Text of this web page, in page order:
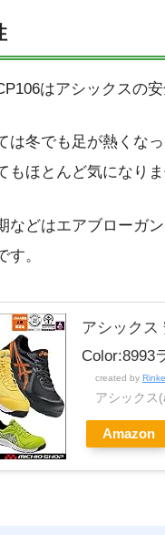
はアシックスの
は冬でも足が熱くな
もほとんど気になりま
などはエアブローガ
す。
アシックス
Color:8993
created by
アシックス
Amazon